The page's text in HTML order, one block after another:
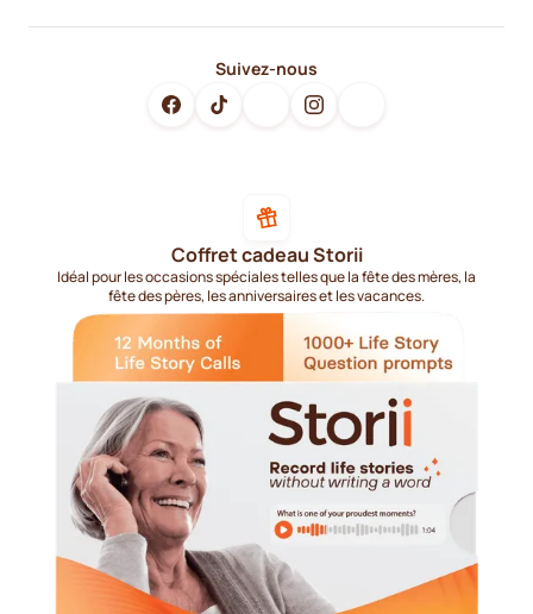
Suivez-nous
Coffret cadeau Storii
Idéal pour les occasions spéciales telles que la fête des mères, la
fête des pères, les anniversaires et les vacances.